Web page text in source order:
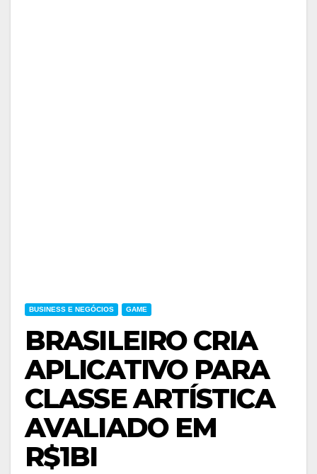
BUSINESS E NEGÓCIOS GAME
BRASILEIRO CRIA
APLICATIVO PARA
CLASSE ARTÍSTICA
AVALIADO EM
R$1BI